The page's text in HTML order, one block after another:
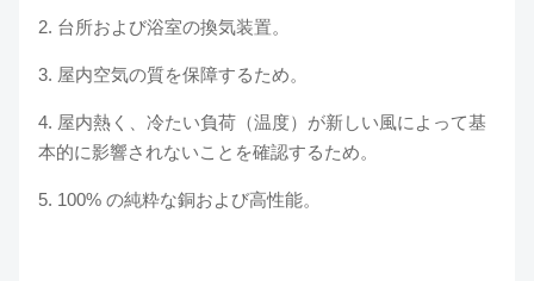
2. 台所および浴室の換気装置。
3. 屋内空気の質を保障するため。
4. 屋内熱く、冷たい負荷（温度）が新しい風によって基
本的に影響されないことを確認するため。
5. 100% の純粋な銅および高性能。